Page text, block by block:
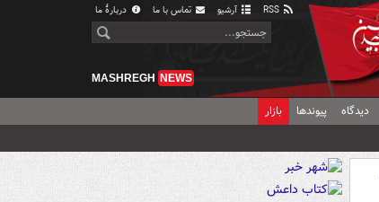
آرشیو تماس با ما دربارهٔ ما
MASHREGH NEWS
دیدگاه پیوندها بازار